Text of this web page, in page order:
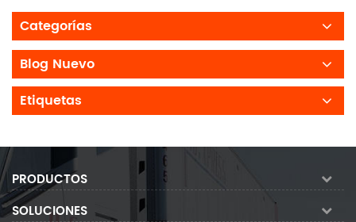
Categorías
Blog Nuevo
Etiquetas
PRODUCTOS
SOLUCIONES